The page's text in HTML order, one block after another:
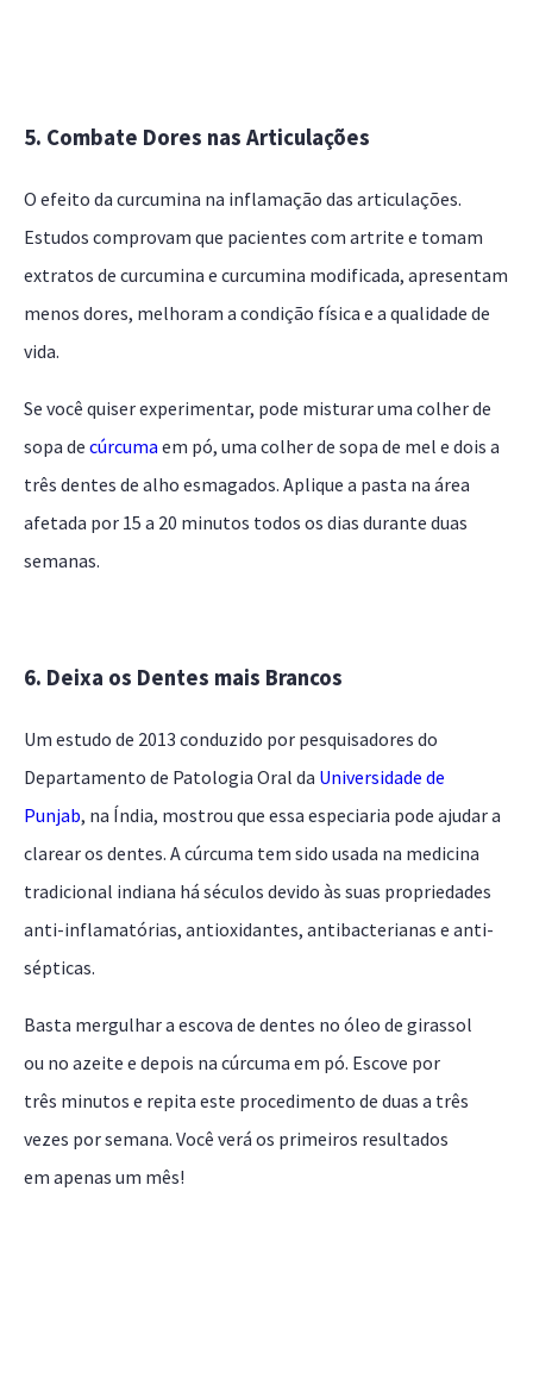
5. Combate Dores nas Articulações
O efeito da curcumina na inflamação das articulações.
Estudos comprovam que pacientes com artrite e tomam
extratos de curcumina e curcumina modificada, apresentam
menos dores, melhoram a condição física e a qualidade de
vida.
Se você quiser experimentar, pode misturar uma colher de
sopa de cúrcuma em pó, uma colher de sopa de mel e dois a
três dentes de alho esmagados. Aplique a pasta na área
afetada por 15 a 20 minutos todos os dias durante duas
semanas.
6. Deixa os Dentes mais Brancos
Um estudo de 2013 conduzido por pesquisadores do
Departamento de Patologia Oral da Universidade de
Punjab, na Índia, mostrou que essa especiaria pode ajudar a
clarear os dentes. A cúrcuma tem sido usada na medicina
tradicional indiana há séculos devido às suas propriedades
anti-inflamatórias, antioxidantes, antibacterianas e anti-
sépticas.
Basta mergulhar a escova de dentes no óleo de girassol
ou no azeite e depois na cúrcuma em pó. Escove por
três minutos e repita este procedimento de duas a três
vezes por semana. Você verá os primeiros resultados
em apenas um mês!